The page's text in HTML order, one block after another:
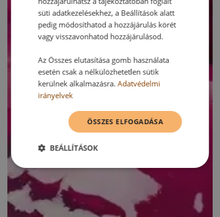
süti adatkezelésekhez, a Beállítások alatt
pedig módosíthatod a hozzájárulás körét
vagy visszavonhatod hozzájárulásod.
Az Összes elutasítása gomb használata
esetén csak a nélkülözhetetlen sütik
kerülnek alkalmazásra.Adatvédelmi
irányelvek
ÖSSZES ELFOGADÁSA
BEÁLLÍTÁSOK